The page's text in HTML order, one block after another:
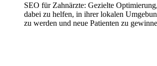
SEO für Zahnärzte: Gezielte
dabei zu helfen, in ihrer lokalen
zu werden und neue Patienten zu